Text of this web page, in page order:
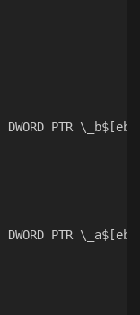
DWORD PTR \_b$[ebp
DWORD PTR \_a$[ebp